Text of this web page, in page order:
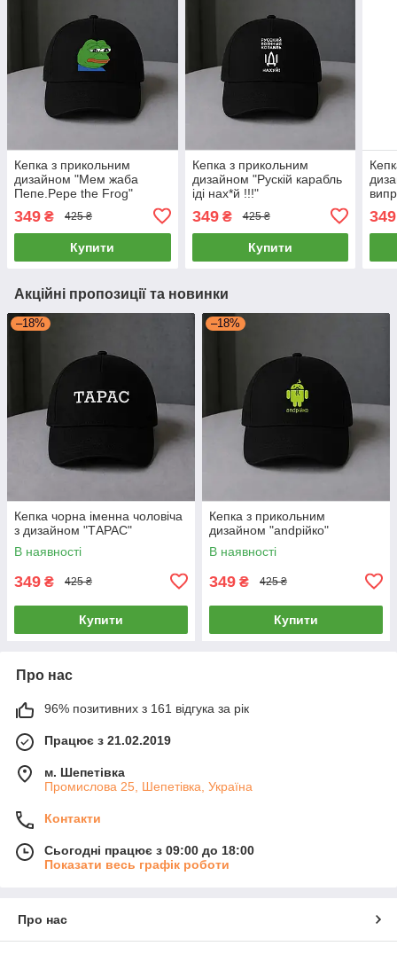
Кепка з прикольним
дизайном "Мем жаба
Пепе.Pepe the Frog"
349 ₴ 425 ₴
Купити
Кепка з прикольним
дизайном "Рускій карабль
іді нах*й !!!"
349₴ 425 ₴
Купити
349
Акційні пропозиції та новинки
–18%
Кепка чорна іменна чоловіча
з дизайном "ТАРАС"
В наявності
349 ₴ 425 ₴
Купити
–18%
Кепка з прикольним
дизайном "andрійко"
В наявності
349 ₴ 425 ₴
Купити
Про нас
96% позитивних з 161 відгука за рік
Працює з 21.02.2019
м. Шепетівка
Промислова 25, Шепетівка, Україна
Контакти
Сьогодні працює з 09:00 до 18:00
Показати весь графік роботи
Про нас